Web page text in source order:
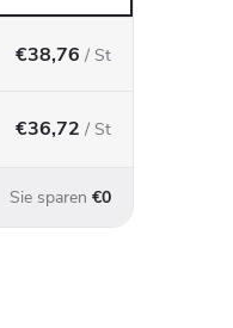
€38,76 / St
€36,72 / St
Sie sparen €0